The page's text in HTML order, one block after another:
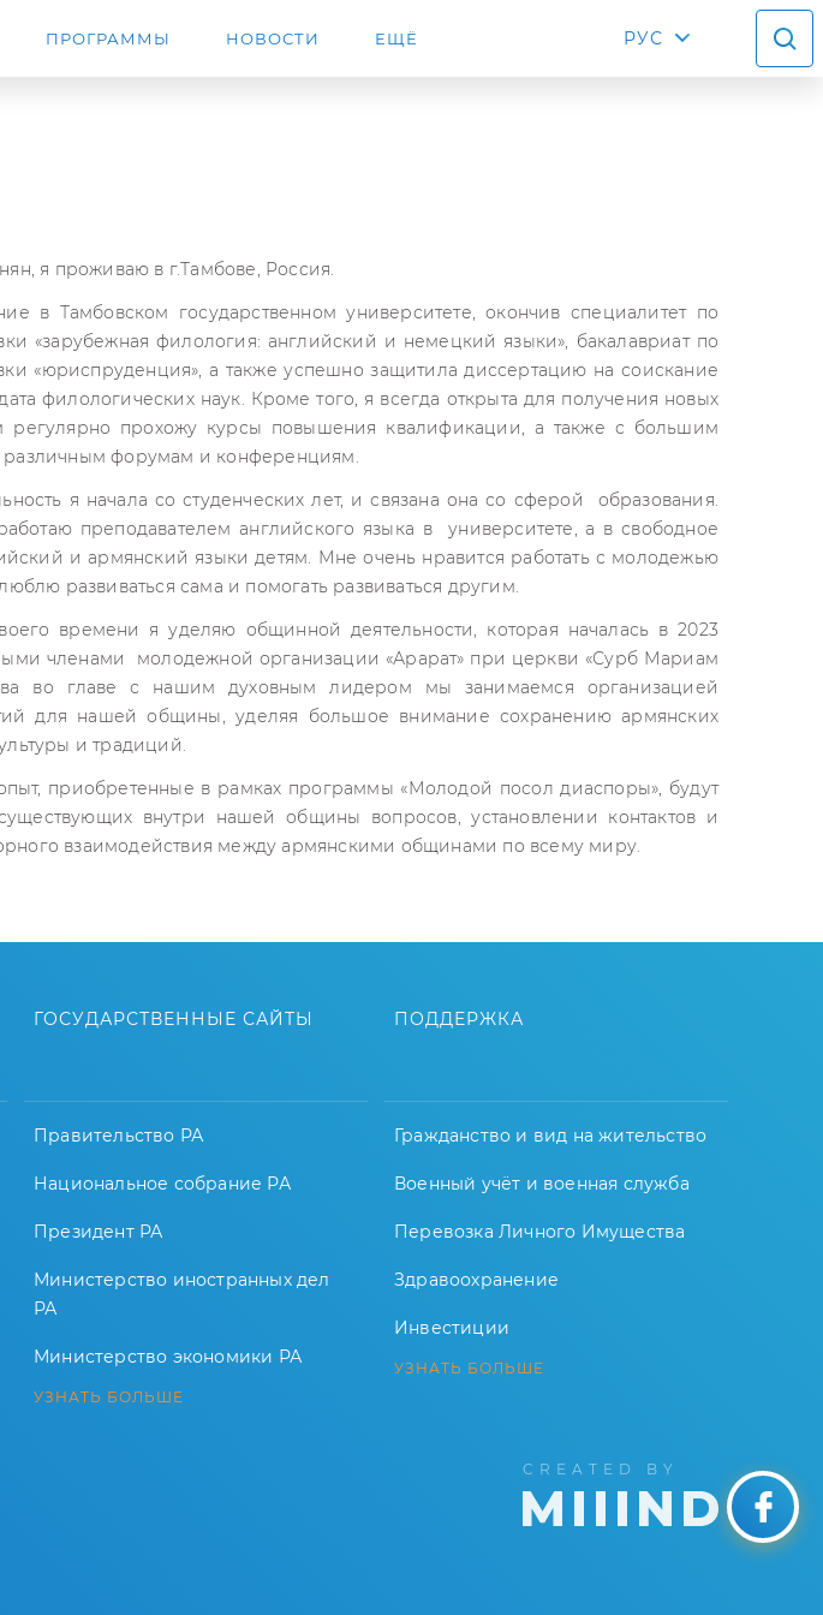
ПРОГРАММЫ НОВОСТИ ЕЩЁ РУС
я проживаю в г.Тамбове, Россия.
в Тамбовском государственном университете, окончив специалитет по
«зарубежная филология: английский и немецкий языки», бакалавриат по
«юриспруденция», а также успешно защитила диссертацию на соискание
филологических наук. Кроме того, я всегда открыта для получения новых
регулярно прохожу курсы повышения квалификации, а также с большим
различным форумам и конференциям.
я начала со студенческих лет, и связана она со сферой образования.
преподавателем английского языка в университете, а в свободное
и армянский языки детям. Мне очень нравится работать с молодежью
развиваться сама и помогать развиваться другим.
времени я уделяю общинной деятельности, которая началась в 2023
членами молодежной организации «Арарат» при церкви «Сурб Мариам
во главе с нашим духовным лидером мы занимаемся организацией
для нашей общины, уделяя большое внимание сохранению армянских
и традиций.
приобретенные в рамках программы «Молодой посол диаспоры», будут
внутри нашей общины вопросов, установлении контактов и
взаимодействия между армянскими общинами по всему миру.
ГОСУДАРСТВЕННЫЕ САЙТЫ
Правительство РА
Национальное собрание РА
Президент РА
Министерство иностранных дел
РА
Министерство экономики РА
УЗНАТЬ БОЛЬШЕ
ПОДДЕРЖКА
Гражданство и вид на жительство
Военный учёт и военная служба
Перевозка Личного Имущества
Здравоохранение
Инвестиции
УЗНАТЬ БОЛЬШЕ
CREATED BY